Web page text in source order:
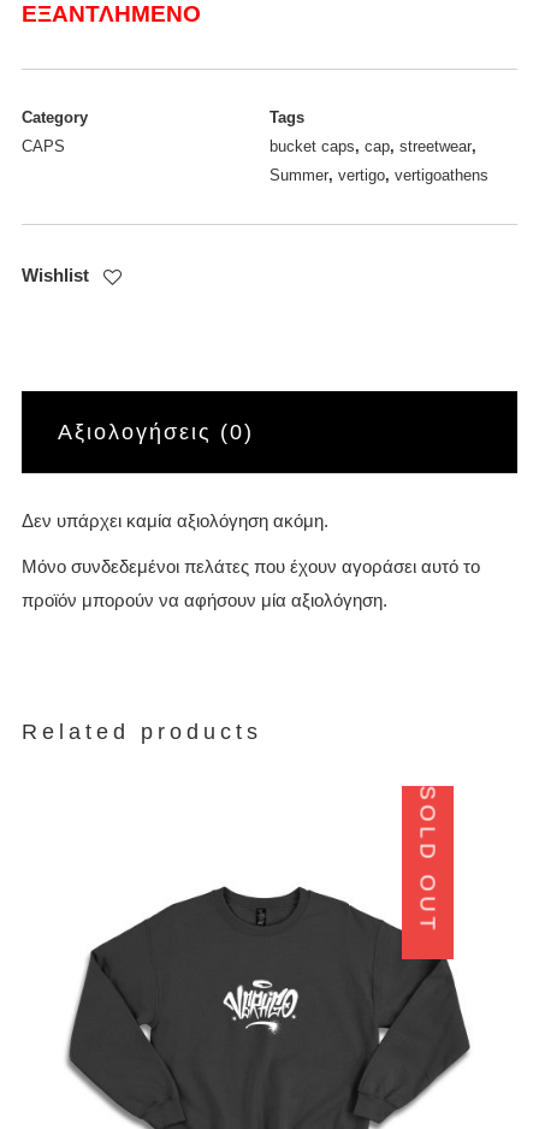
ΕΞΑΝΤΛΗΜΈΝΟ
Category
CAPS
Tags
bucket caps, cap, streetwear,
Summer, vertigo, vertigoathens
Wishlist
Αξιολογήσεις (0)
Δεν υπάρχει καμία αξιολόγηση ακόμη.
Μόνο συνδεδεμένοι πελάτες που έχουν αγοράσει αυτό το
προϊόν μπορούν να αφήσουν μία αξιολόγηση.
Related products
SOLD OUT